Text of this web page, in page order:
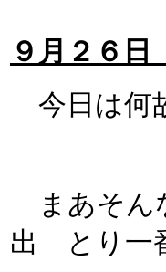
９月２６
今日は何
まあそん
出 とり一